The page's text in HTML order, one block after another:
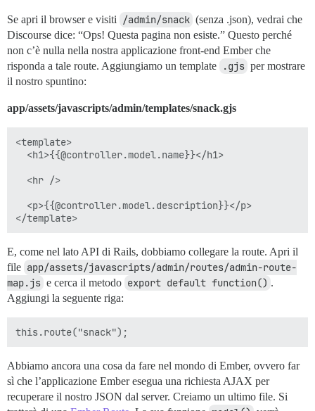
Se apri il browser e visiti /admin/snack (senza .json), vedrai che
Discourse dice: “Ops! Questa pagina non esiste.” Questo perché
non c’è nulla nella nostra applicazione front-end Ember che
risponda a tale route. Aggiungiamo un template
.gjs per mostrare
il nostro spuntino:
app/assets/javascripts/admin/templates/snack.gjs
<template>
  <h1>{{@controller.model.name}}</h1>
  <hr />
  <p>{{@controller.model.description}}</p>
E, come nel lato API di Rails, dobbiamo collegare la route. Apri il
file app/assets/javascripts/admin/routes/admin-route-
map.js e cerca il metodo export default function() .
Aggiungi la seguente riga:
Abbiamo ancora una cosa da fare nel mondo di Ember, ovvero far
sì che l’applicazione Ember esegua una richiesta AJAX per
recuperare il nostro JSON dal server. Creiamo un ultimo file. Si